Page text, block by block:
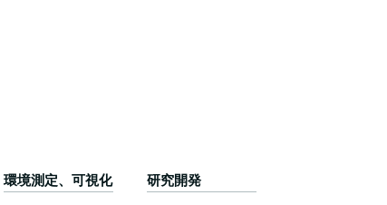
環境測定、可視化 研究開発